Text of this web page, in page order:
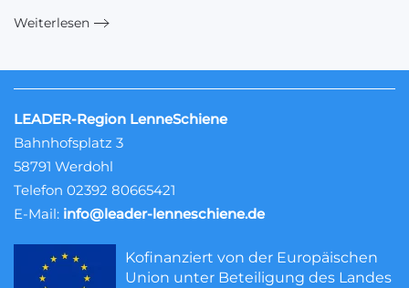
Weiterlesen
LEADER-Region LenneSchiene
Bahnhofsplatz 3
58791 Werdohl
Telefon 02392 80665421
E-Mail: info@leader-lenneschiene.de
Kofinanziert von der Europäischen
Union unter Beteiligung des Landes